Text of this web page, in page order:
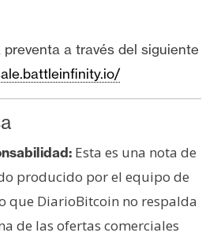
preventa a través del siguiente
Esta es una nota de
producido por el equipo de
que DiarioBitcoin no respalda
de las ofertas comerciales